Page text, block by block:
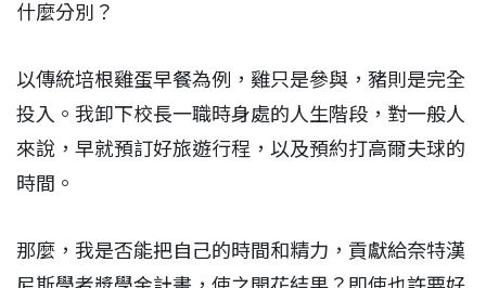
什麼分別？
以傳統培根雞蛋早餐為例，雞只是參與，豬則是完全
投入。我卸下校長一職時身處的人生階段，對一般人
來說，早就預訂好旅遊行程，以及預約打高爾夫球的
時間。
那麼，我是否能把自己的時間和精力，貢獻給奈特漢